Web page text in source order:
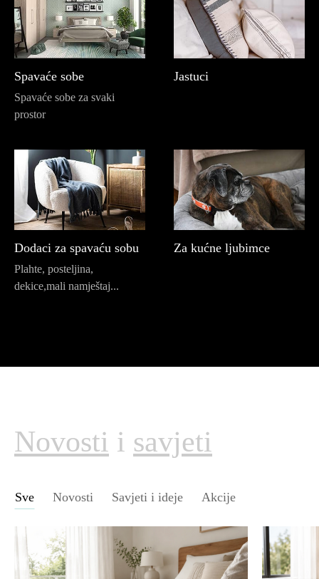
Spavaće sobe
Spavaće sobe za svaki
prostor
Jastuci
Dodaci za spavaću sobu
Plahte, posteljina,
dekice,mali namještaj...
Za kućne ljubimce
Novosti i savjeti
Sve Novosti Savjeti i ideje Akcije